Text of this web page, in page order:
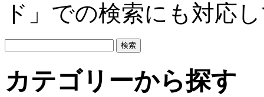
ド」での検索にも対応
カテゴリーから探す